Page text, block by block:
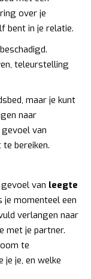
over je
bent in je relatie.
teleurstelling
maar je kunt
naar
van
bereiken.
van leegte
momenteel een
verlangen naar
met je partner.
te
je je, en welke